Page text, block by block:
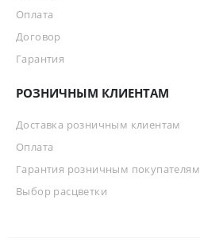
Оплата
Договор
Гарантия
РОЗНИЧНЫМ КЛИЕНТАМ
Доставка розничным клиентам
Оплата
Гарантия розничным покупателям
Выбор расцветки